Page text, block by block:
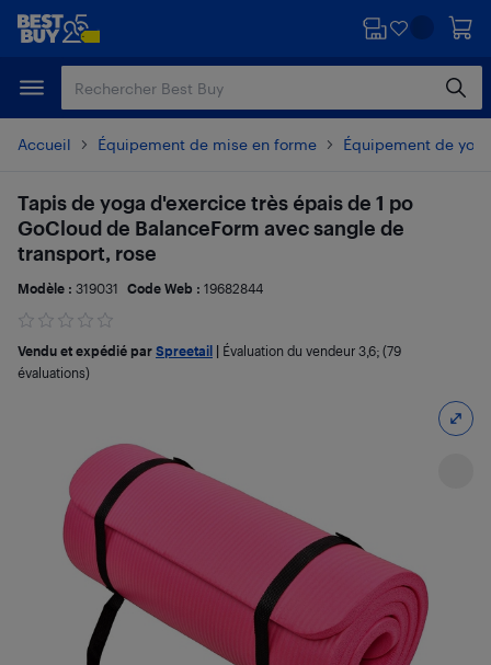
Passer
principal
Passer
Accueil Équipement de mise en forme Équipement de
Tapis de yoga d'exercice très épais de 1 po
GoCloud de BalanceForm avec sangle de
transport, rose
Modèle : 319031 Code Web : 19682844
Vendu et expédié par Spreetail Évaluation du vendeur 3,6; (79
évaluations)